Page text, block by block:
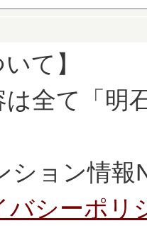
て】
は全て「明
ション情
バシーポリ